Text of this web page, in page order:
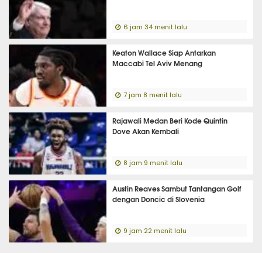
6 jam 34 menit lalu
Keaton Wallace Siap Antarkan
Maccabi Tel Aviv Menang
7 jam 8 menit lalu
Rajawali Medan Beri Kode Quintin
Dove Akan Kembali
8 jam 9 menit lalu
Austin Reaves Sambut Tantangan Golf
dengan Doncic di Slovenia
9 jam 22 menit lalu